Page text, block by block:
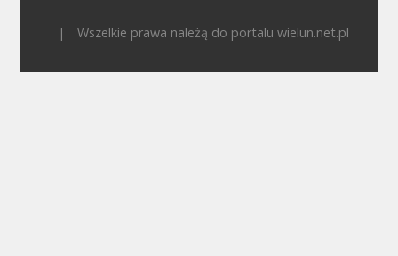
| Wszelkie prawa należą do portalu wielun.net.pl